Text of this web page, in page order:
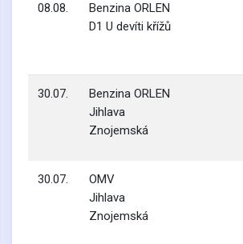
08.08.
Benzina ORLEN
D1 U devíti křížů
30.07.
Benzina ORLEN
Jihlava
Znojemská
30.07.
OMV
Jihlava
Znojemská